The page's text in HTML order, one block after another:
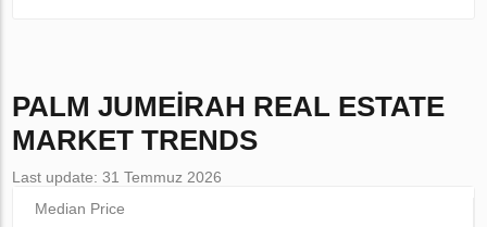
PALM JUMEIRAH REAL ESTATE
MARKET TRENDS
Last update: 31 Temmuz 2026
Median Price